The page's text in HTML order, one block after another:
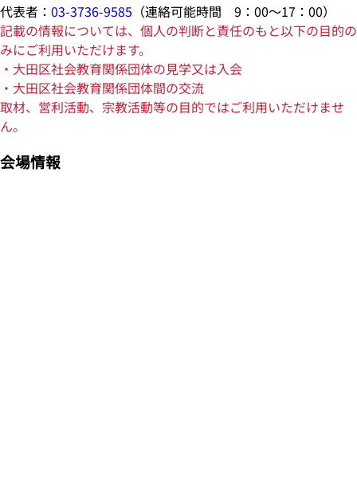
代表者： 03-3736-9585 （連絡可能時間 9：00～17：00）
記載の情報については、個人の判断と責任のもと以下の目的の
みにご利用いただけます。
・大田区社会教育関係団体の見学又は入会
・大田区社会教育関係団体間の交流
取材、営利活動、宗教活動等の目的ではご利用いただけませ
ん。
会場情報